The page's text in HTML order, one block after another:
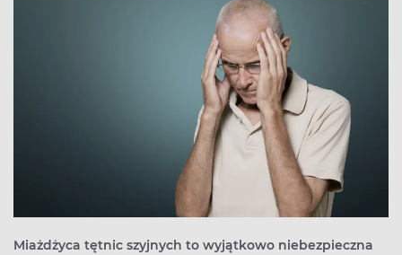
Miażdżyca tętnic szyjnych to wyjątkowo niebezpieczna